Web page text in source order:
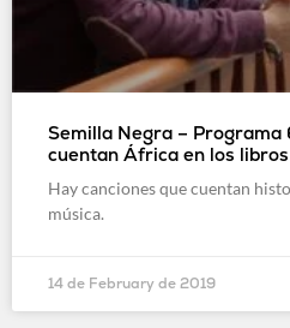
Semilla Negra – Programa
cuentan África en los
Hay canciones que cuentan
música.
14 de February de 2019